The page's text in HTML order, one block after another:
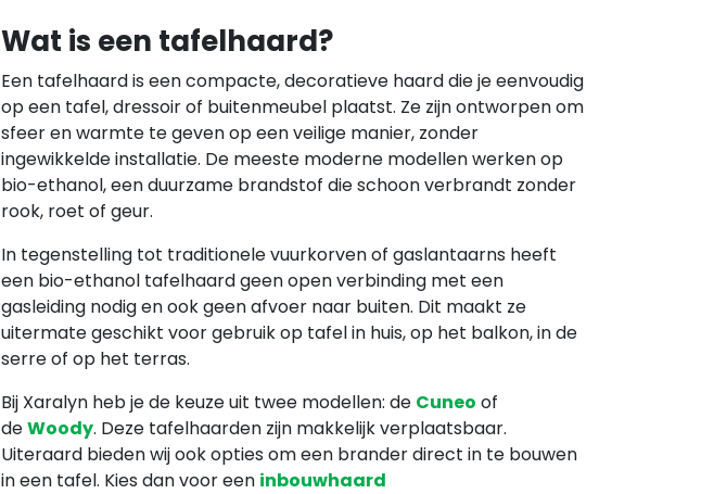
Wat is een tafelhaard?
Een tafelhaard is een compacte, decoratieve haard die je eenvoudig
op een tafel, dressoir of buitenmeubel plaatst. Ze zijn ontworpen om
sfeer en warmte te geven op een veilige manier, zonder
ingewikkelde installatie. De meeste moderne modellen werken op
bio-ethanol, een duurzame brandstof die schoon verbrandt zonder
rook, roet of geur.
In tegenstelling tot traditionele vuurkorven of gaslantaarns heeft
een bio-ethanol tafelhaard geen open verbinding met een
gasleiding nodig en ook geen afvoer naar buiten. Dit maakt ze
uitermate geschikt voor gebruik op tafel in huis, op het balkon, in de
serre of op het terras.
Bij Xaralyn heb je de keuze uit twee modellen: de Cuneo of
deWoody. Deze tafelhaarden zijn makkelijk verplaatsbaar.
Uiteraard bieden wij ook opties om een brander direct in te bouwen
in een tafel. Kies dan voor een inbouwhaard